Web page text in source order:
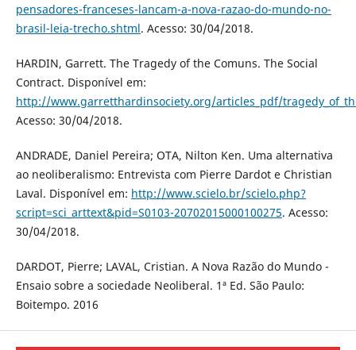
pensadores-franceses-lancam-a-nova-razao-do-mundo-no-
brasil-leia-trecho.shtml. Acesso: 30/04/2018.
HARDIN, Garrett. The Tragedy of the Comuns. The Social
Contract. Disponível em:
http://www.garretthardinsociety.org/articles_pdf/
Acesso: 30/04/2018.
ANDRADE, Daniel Pereira; OTA, Nilton Ken. Uma alternativa
ao neoliberalismo: Entrevista com Pierre Dardot e Christian
Laval. Disponível em: http://www.scielo.br/scielo.php?
script=sci_arttext&pid=S0103-20702015000100275. Acesso:
30/04/2018.
DARDOT, Pierre; LAVAL, Cristian. A Nova Razão do Mundo -
Ensaio sobre a sociedade Neoliberal. 1ª Ed. São Paulo:
Boitempo. 2016